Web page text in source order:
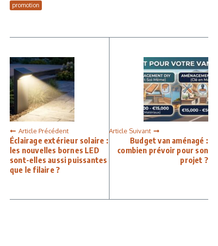
promotion
Article Précédent
Éclairage extérieur solaire :
les nouvelles bornes LED
sont-elles aussi puissantes
que le filaire ?
Article Suivant
Budget van aménagé :
combien prévoir pour son
projet ?